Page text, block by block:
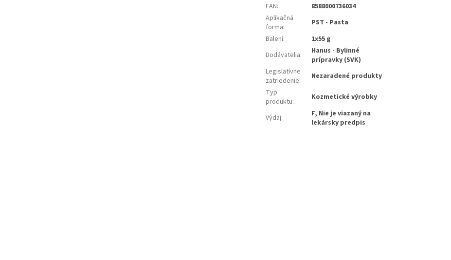
EAN:
8588000736034
Aplikačná
forma:
PST - Pasta
Balení:
1x55 g
Dodávatelia:
Hanus - Bylinné
prípravky (SVK)
Legislatívne
zatriedenie:
Nezaradené produkty
Typ
produktu: Kozmetické výrobky
Výdaj:
F, Nie je viazaný na
lekársky predpis